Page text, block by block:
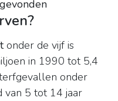
onder de vijf is
in 1990 tot 5,4
onder
van 5 tot 14 jaar